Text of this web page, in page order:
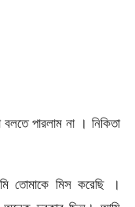
পারলাম না । নিকিতা
তোমাকে মিস করেছি ।